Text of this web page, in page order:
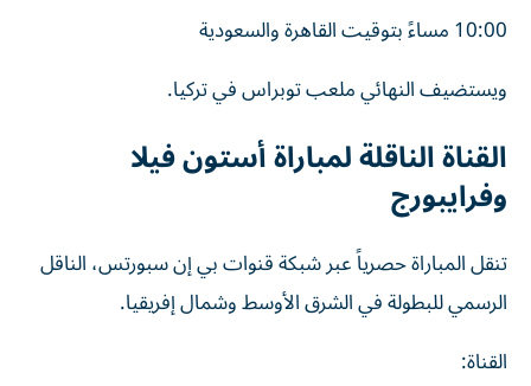
10:00 مساءً بتوقيت القاهرة والسعودية
ويستضيف النهائي ملعب توبراس في تركيا.
القناة الناقلة لمباراة أستون فيلا
وفرايبورج
تنقل المباراة حصرياً عبر شبكة قنوات بي إن سبورتس، الناقل
الرسمي للبطولة في الشرق الأوسط وشمال إفريقيا.
القناة: